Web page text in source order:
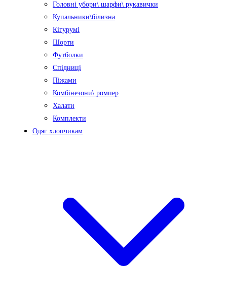
Головні убори\ шарфи\ рукавички
Купальники\білизна
Кігурумі
Шорти
Футболки
Спідниці
Піжами
Комбінезони\ ромпер
Халати
Комплекти
Одяг хлопчикам